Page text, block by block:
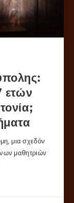
ετών
μια σχεδόν
μαθητριών